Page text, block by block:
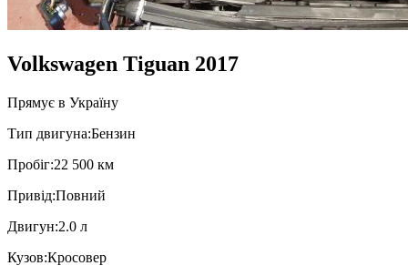
Volkswagen Tiguan 2017
Прямує в Україну
Тип двигуна:Бензин
Пробiг:22 500 км
Привiд:Повний
Двигун:2.0 л
Кузов:Кросовер